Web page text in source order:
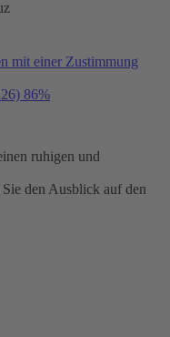
mit einer Zustimmung
86%
ruhigen und
den Ausblick auf den